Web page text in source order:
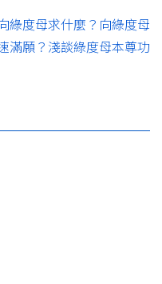
綠度母求什麼？向綠度母
滿願？淺談綠度母本尊功